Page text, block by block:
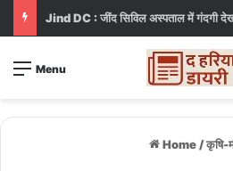
Menu
Home / कृषि-